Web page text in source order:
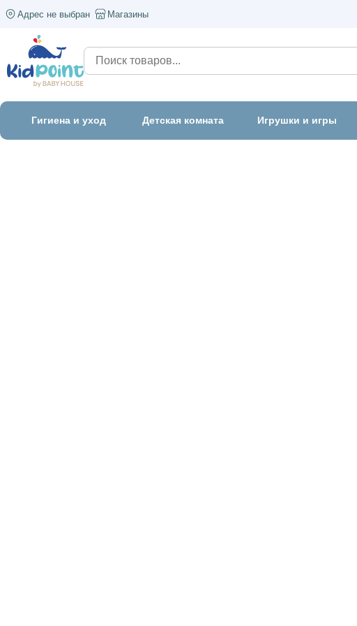
Адрес не выбран Магазины
Гигиена и уход Детская комната Игрушки и игры